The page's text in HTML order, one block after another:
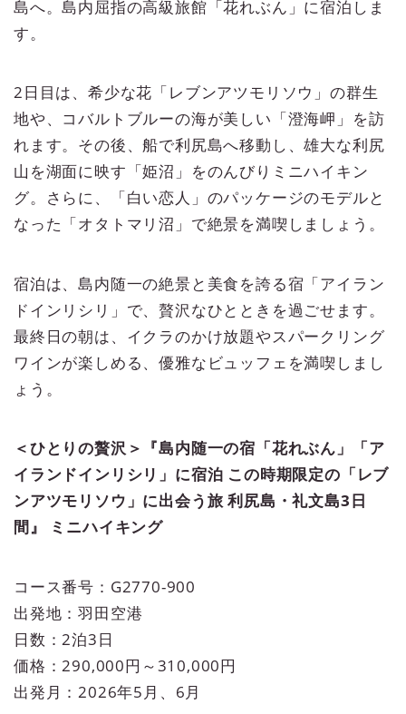
島へ。島内屈指の高級旅館「花れぶん」に宿泊しま
す。
2日目は、希少な花「レブンアツモリソウ」の群生
地や、コバルトブルーの海が美しい「澄海岬」を訪
れます。その後、船で利尻島へ移動し、雄大な利尻
山を湖面に映す「姫沼」をのんびりミニハイキン
グ。さらに、「白い恋人」のパッケージのモデルと
なった「オタトマリ沼」で絶景を満喫しましょう。
宿泊は、島内随一の絶景と美食を誇る宿「アイラン
ドインリシリ」で、贅沢なひとときを過ごせます。
最終日の朝は、イクラのかけ放題やスパークリング
ワインが楽しめる、優雅なビュッフェを満喫しまし
ょう。
＜ひとりの贅沢＞『島内随一の宿「花れぶん」「ア
イランドインリシリ」に宿泊 この時期限定の「レブ
ンアツモリソウ」に出会う旅 利尻島・礼文島3日
間』 ミニハイキング
コース番号：G2770-900
出発地：羽田空港
日数：2泊3日
価格：290,000円～310,000円
出発月：2026年5月、6月